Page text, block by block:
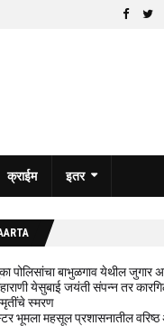
क्राईम इतर
पोलिसांचा बाभुळगाव येथील जुगार
येसुबाई जयंती संपन्न तर
स्मरण
भूमला महसूल प्रशासनातील वरिष्ठ